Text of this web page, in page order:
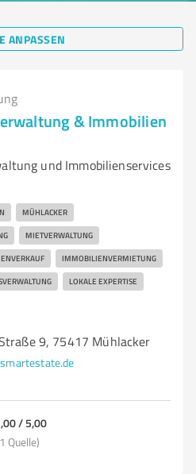
ANPASSEN
& Immobilien
und Immobilienservices
MÜHLACKER
MIETVERWALTUNG
IMMOBILIENVERMIETUNG
LOKALE EXPERTISE
9, 75417 Mühlacker
/ 5,00
Quelle)